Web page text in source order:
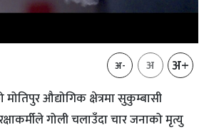
अ- अ अ+
औद्योगिक क्षेत्रमा सुकुम्बासी
गोली चलाउँदा चार जनाको मृत्यु